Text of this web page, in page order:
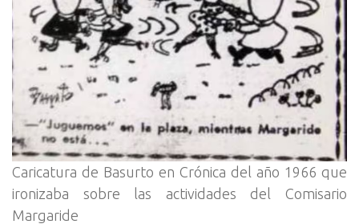
Caricatura de Basurto en Crónica del año 1966 que
ironizaba sobre las actividades del Comisario
Margaride